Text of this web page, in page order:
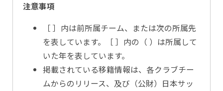
注意事項
［ ］内は前所属チーム、または次の所属先
を表しています。［ ］内の（ ）は所属して
いた年を表しています。
掲載されている移籍情報は、各クラブチー
ムからのリリース、及び（公財）日本サッ